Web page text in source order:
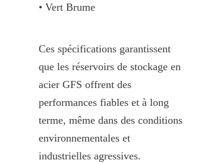
• Vert Brume
Ces spécifications garantissent
que les réservoirs de stockage en
acier GFS offrent des
performances fiables et à long
terme, même dans des conditions
environnementales et
industrielles agressives.